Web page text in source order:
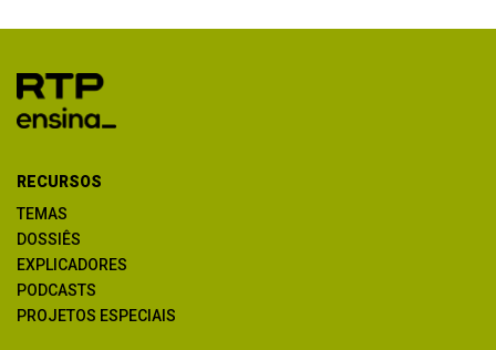
RECURSOS
TEMAS
DOSSIÊS
EXPLICADORES
PODCASTS
PROJETOS ESPECIAIS